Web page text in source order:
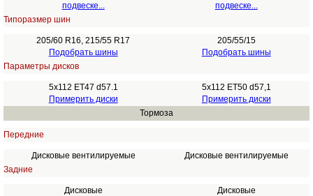
подвеске...
подвеске...
Типоразмер шин
205/60 R16, 215/55 R17
Подобрать шины
205/55/15
Подобрать шины
Параметры дисков
5x112 ET47 d57.1
Примерить диски
5x112 ET50 d57,1
Примерить диски
Тормоза
Передние
Дисковые вентилируемые
Дисковые вентилируемые
Задние
Дисковые
Дисковые